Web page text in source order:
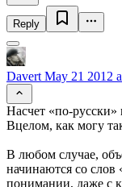
Reply
Davert May 21 2012
Насчет «по-
Вцелом, как могу
В любом случае,
начинаются со слов
понимании, даже с